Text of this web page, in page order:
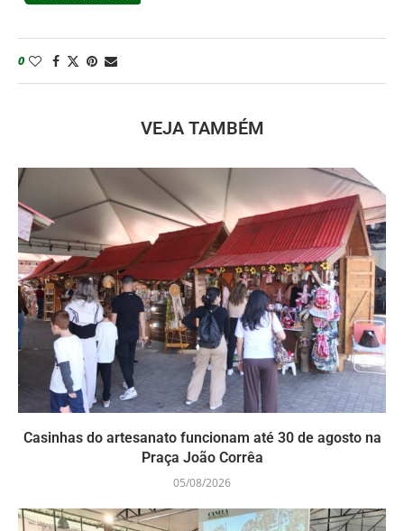
0
VEJA TAMBÉM
Casinhas do artesanato funcionam até 30 de agosto na
Praça João Corrêa
05/08/2026